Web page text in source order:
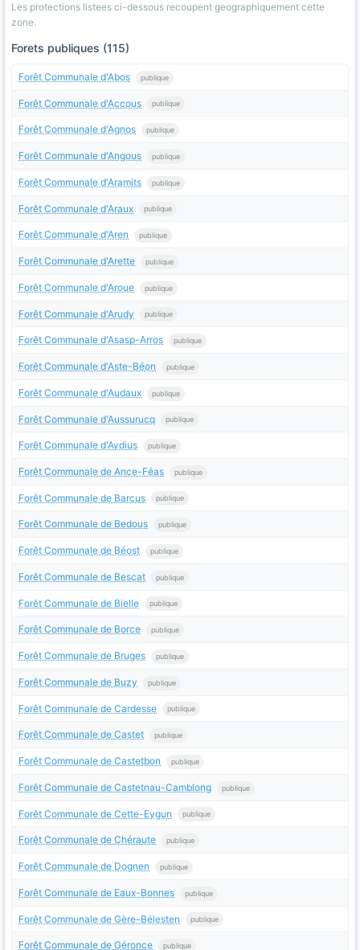
Les protections listees ci-dessous recoupent geographiquement cette
zone.
Forets publiques (115)
Forêt Communale d'Abos publique
Forêt Communale d'Accous publique
Forêt Communale d'Agnos publique
Forêt Communale d'Angous publique
Forêt Communale d'Aramits publique
Forêt Communale d'Araux publique
Forêt Communale d'Aren publique
Forêt Communale d'Arette publique
Forêt Communale d'Aroue publique
Forêt Communale d'Arudy publique
Forêt Communale d'Asasp-Arros publique
Forêt Communale d'Aste-Béon publique
Forêt Communale d'Audaux publique
Forêt Communale d'Aussurucq publique
Forêt Communale d'Aydius publique
Forêt Communale de Ance-Féas publique
Forêt Communale de Barcus publique
Forêt Communale de Bedous publique
Forêt Communale de Béost publique
Forêt Communale de Bescat publique
Forêt Communale de Bielle publique
Forêt Communale de Borce publique
Forêt Communale de Bruges publique
Forêt Communale de Buzy publique
Forêt Communale de Cardesse publique
Forêt Communale de Castet publique
Forêt Communale de Castetbon publique
Forêt Communale de Castetnau-Camblong publique
Forêt Communale de Cette-Eygun publique
Forêt Communale de Chéraute publique
Forêt Communale de Dognen publique
Forêt Communale de Eaux-Bonnes publique
Forêt Communale de Gère-Bélesten publique
Forêt Communale de Géronce publique